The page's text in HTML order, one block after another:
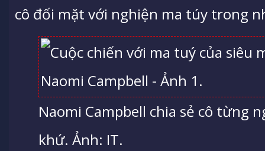
cô đối mặt với nghiện ma túy trong
Naomi Campbell chia sẻ cô từng
khứ. Ảnh: IT.